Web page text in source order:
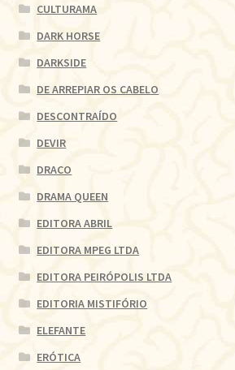
CULTURAMA
DARK HORSE
DARKSIDE
DE ARREPIAR OS CABELO
DESCONTRAÍDO
DEVIR
DRACO
DRAMA QUEEN
EDITORA ABRIL
EDITORA MPEG LTDA
EDITORA PEIRÓPOLIS LTDA
EDITORIA MISTIFÓRIO
ELEFANTE
ERÓTICA